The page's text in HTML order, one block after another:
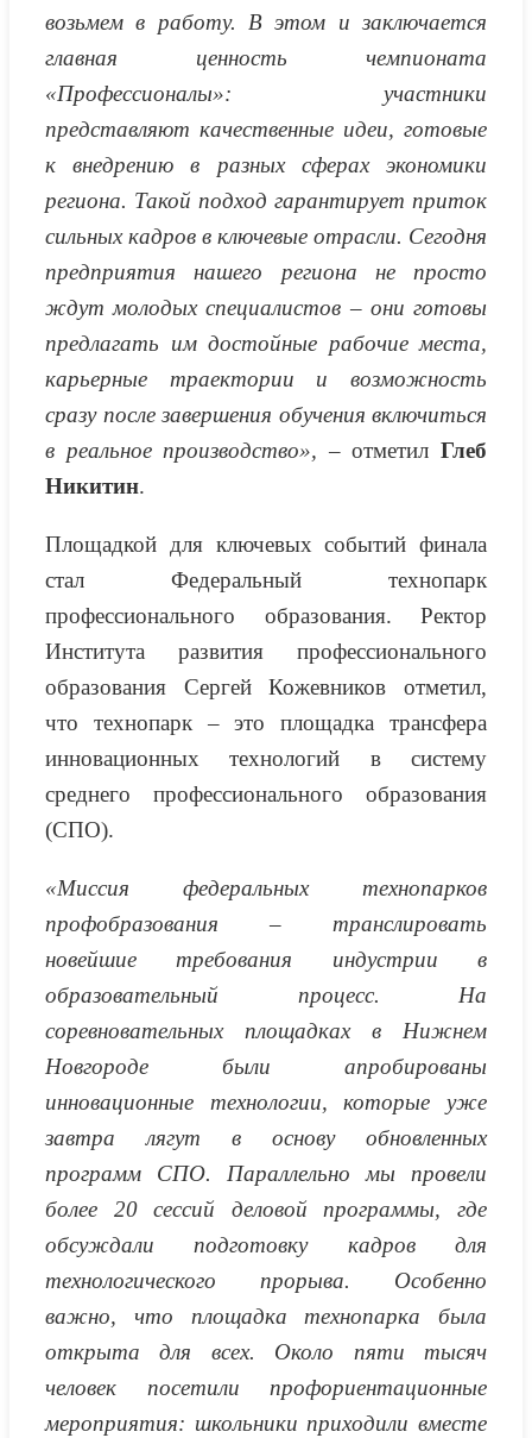
возьмем в работу. В этом и заключается
главная ценность чемпионата
«Профессионалы»: участники
представляют качественные идеи, готовые
к внедрению в разных сферах экономики
региона. Такой подход гарантирует приток
сильных кадров в ключевые отрасли. Сегодня
предприятия нашего региона не просто
ждут молодых специалистов – они готовы
предлагать им достойные рабочие места,
карьерные траектории и возможность
сразу после завершения обучения включиться
в реальное производство», –отметилГлеб
Никитин.
Площадкой для ключевых событий финала
стал Федеральный технопарк
профессионального образования. Ректор
Института развития профессионального
образования Сергей Кожевников отметил,
что технопарк – это площадка трансфера
инновационных технологий в систему
среднего профессионального образования
(СПО).
«Миссия федеральных технопарков
профобразования – транслировать
новейшие требования индустрии в
образовательный процесс. На
соревновательных площадках в Нижнем
Новгороде были апробированы
инновационные технологии, которые уже
завтра лягут в основу обновленных
программ СПО. Параллельно мы провели
более 20 сессий деловой программы, где
обсуждали подготовку кадров для
технологического прорыва. Особенно
важно, что площадка технопарка была
открыта для всех. Около пяти тысяч
человек посетили профориентационные
мероприятия: школьники приходили вместе